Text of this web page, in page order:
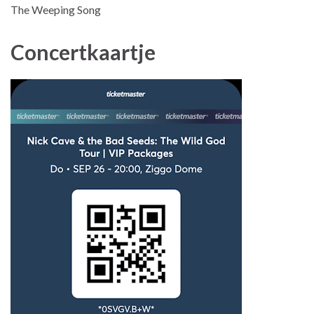
The Weeping Song
Concertkaartje